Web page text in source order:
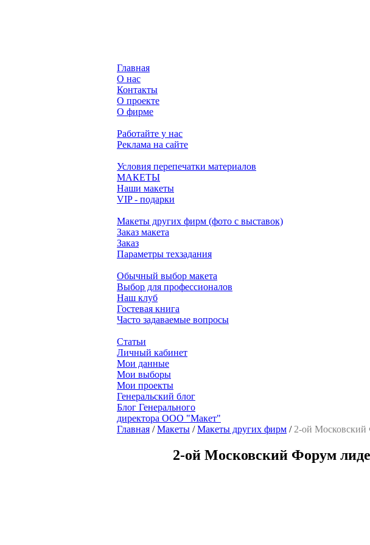
Главная
О нас
Контакты
О проекте
О фирме
Работайте у нас
Реклама на сайте
Условия перепечатки материалов
МАКЕТЫ
Наши макеты
VIP - подарки
Макеты других фирм (фото с выставок)
Заказ макета
Заказ
Параметры техзадания
Обычный выбор макета
Выбор для профессионалов
Наш клуб
Гостевая книга
Часто задаваемые вопросы
Статьи
Личный кабинет
Мои данные
Мои выборы
Мои проекты
Генеральский блог
Блог Генерального
директора ООО "Макет"
Главная /Макеты /Макеты других фирм / 2-ой
2-ой Московский Форум